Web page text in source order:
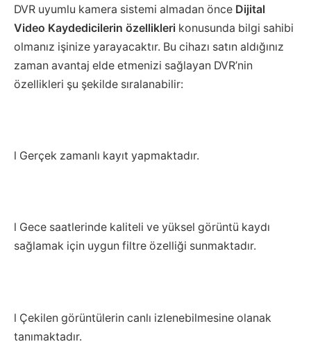
DVR uyumlu kamera sistemi almadan önce Dijital
Video Kaydedicilerin özellikleri konusunda bilgi sahibi
olmanız işinize yarayacaktır. Bu cihazı satın aldığınız
zaman avantaj elde etmenizi sağlayan DVR’nin
özellikleri şu şekilde sıralanabilir:
l Gerçek zamanlı kayıt yapmaktadır.
l Gece saatlerinde kaliteli ve yüksel görüntü kaydı
sağlamak için uygun filtre özelliği sunmaktadır.
l Çekilen görüntülerin canlı izlenebilmesine olanak
tanımaktadır.